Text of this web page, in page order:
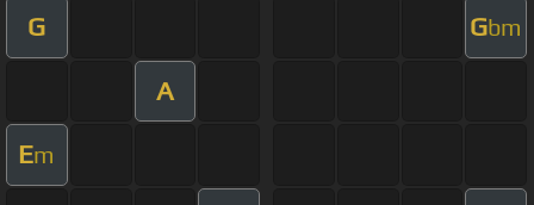
G Gbm
A
Em